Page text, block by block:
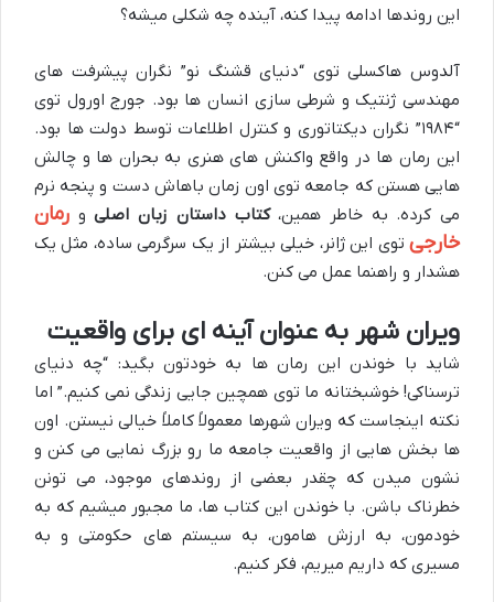
این روندها ادامه پیدا کنه، آینده چه شکلی میشه؟
آلدوس هاکسلی توی “دنیای قشنگ نو” نگران پیشرفت های
مهندسی ژنتیک و شرطی سازی انسان ها بود. جورج اورول توی
“۱۹۸۴” نگران دیکتاتوری و کنترل اطلاعات توسط دولت ها بود.
این رمان ها در واقع واکنش های هنری به بحران ها و چالش
هایی هستن که جامعه توی اون زمان باهاش دست و پنجه نرم
می کرده. به خاطر همین،کتاب داستان زبان اصلیو رمان
خارجی توی این ژانر، خیلی بیشتر از یک سرگرمی ساده، مثل یک
هشدار و راهنما عمل می کنن.
ویران شهر به عنوان آینه ای برای واقعیت
شاید با خوندن این رمان ها به خودتون بگید: “چه دنیای
ترسناکی! خوشبختانه ما توی همچین جایی زندگی نمی کنیم.” اما
نکته اینجاست که ویران شهرها معمولاً کاملاً خیالی نیستن. اون
ها بخش هایی از واقعیت جامعه ما رو بزرگ نمایی می کنن و
نشون میدن که چقدر بعضی از روندهای موجود، می تونن
خطرناک باشن. با خوندن این کتاب ها، ما مجبور میشیم که به
خودمون، به ارزش هامون، به سیستم های حکومتی و به
مسیری که داریم میریم، فکر کنیم.